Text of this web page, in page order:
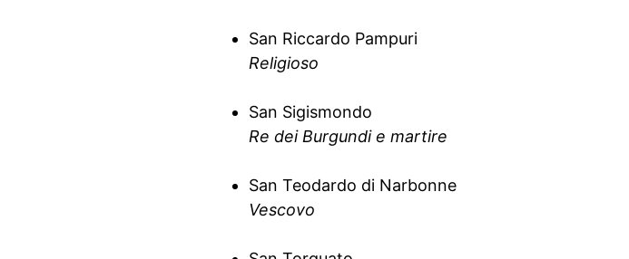
San Riccardo Pampuri
Religioso
San Sigismondo
Re dei Burgundi e martire
San Teodardo di Narbonne
Vescovo